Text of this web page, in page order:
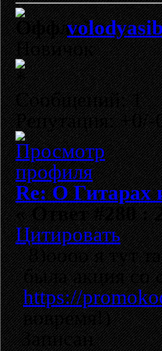
Новичок
Сообщений: 1
Репутация: +0/-
Re: О Гитарах
«Ответ #280 :
Цитировать
8)оооо я тут
была акция со
https://
вовремя!)
Записан